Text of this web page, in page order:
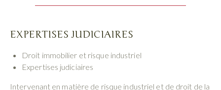
EXPERTISES JUDICIAIRES
Droit immobilier et risque industriel
Expertises judiciaires
Intervenant en matière de risque industriel et de droit de la